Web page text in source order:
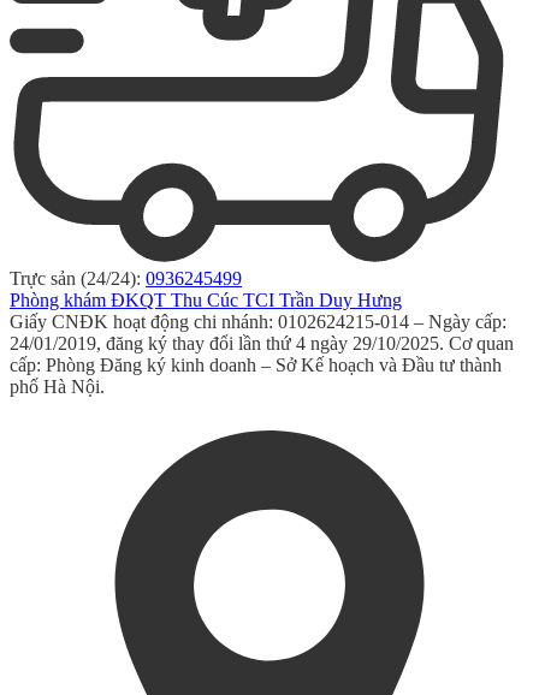
Trực sản (24/24): 0936245499
Phòng khám ĐKQT Thu Cúc TCI Trần Duy Hưng
Giấy CNĐK hoạt động chi nhánh: 0102624215-014 – Ngày cấp:
24/01/2019, đăng ký thay đổi lần thứ 4 ngày 29/10/2025. Cơ quan
cấp: Phòng Đăng ký kinh doanh – Sở Kế hoạch và Đầu tư thành
phố Hà Nội.